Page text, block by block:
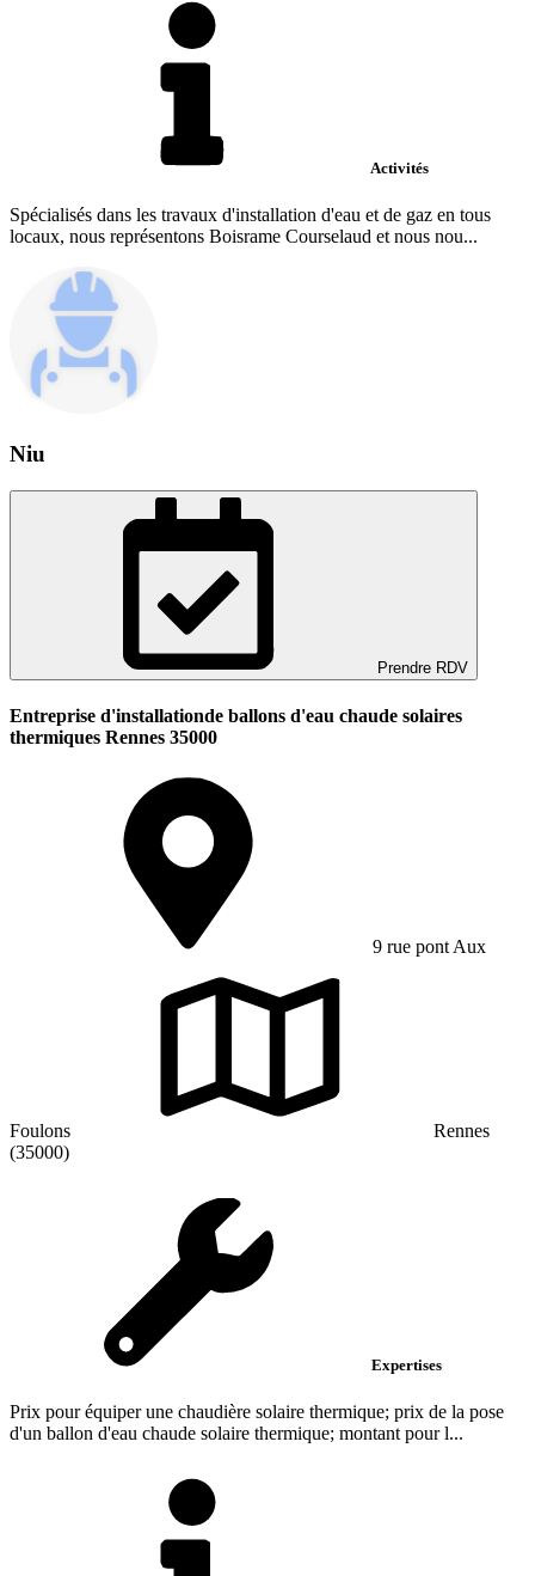
Activités
Spécialisés dans les travaux d'installation d'eau et de gaz en tous
locaux, nous représentons Boisrame Courselaud et nous nou...
Niu
Prendre RDV
Entreprise d'installationde ballons d'eau chaude solaires
thermiques Rennes 35000
9 rue pont Aux
Foulons
Rennes
(35000)
Expertises
Prix pour équiper une chaudière solaire thermique; prix de la pose
d'un ballon d'eau chaude solaire thermique; montant pour l...